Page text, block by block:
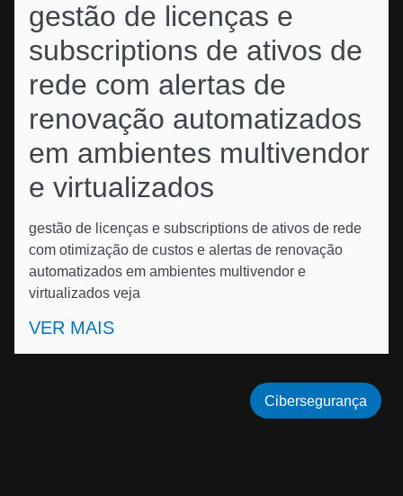
gestão de licenças e
subscriptions de ativos de
rede com alertas de
renovação automatizados
em ambientes multivendor
e virtualizados
gestão de licenças e subscriptions de ativos de rede
com otimização de custos e alertas de renovação
automatizados em ambientes multivendor e
virtualizados veja
VER MAIS
Cibersegurança